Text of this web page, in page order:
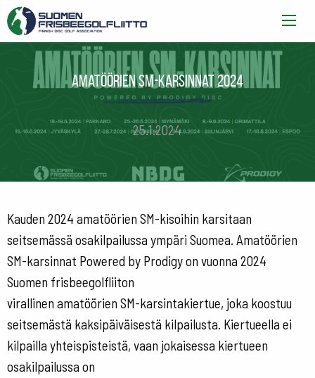
Amatöörien SM-karsinnat 2024
25.1.2024
Kauden 2024 amatöörien SM-kisoihin karsitaan
seitsemässä osakilpailussa ympäri Suomea. Amatöörien
SM-karsinnat Powered by Prodigy on vuonna 2024
Suomen frisbeegolfliiton
virallinen amatöörien SM-karsintakiertue, joka koostuu
seitsemästä kaksipäiväisestä kilpailusta. Kiertueella ei
kilpailla yhteispisteistä, vaan jokaisessa kiertueen
osakilpailussa on